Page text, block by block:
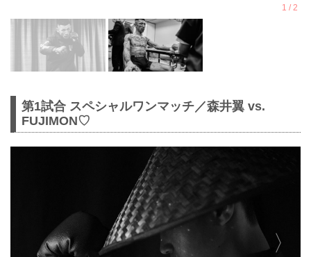
第1試合 スペシャルワンマッチ／森井翼 vs.
FUJIMON♡